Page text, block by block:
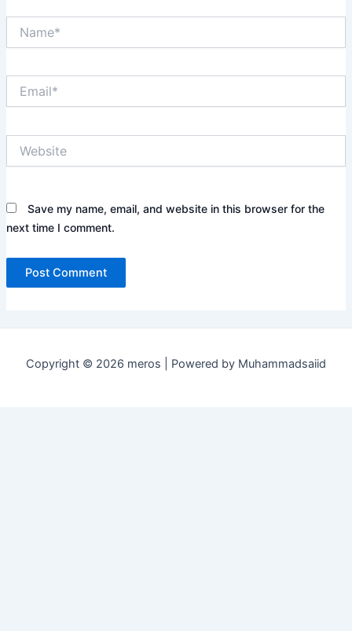
Save my name, email, and website in this browser for the
next time I comment.
Copyright © 2026 meros | Powered by Muhammadsaiid